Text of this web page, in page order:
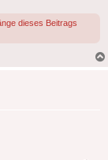
dieses Beitrags